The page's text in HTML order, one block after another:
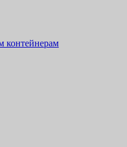
контейнерам